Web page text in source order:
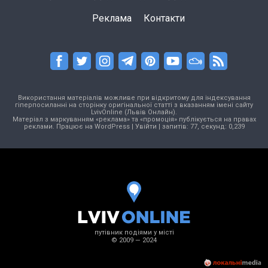
Реклама Контакти
Використання матеріалів можливе при відкритому для індексування
гіперпосиланні на сторінку оригінальної статті з вказанням імені сайту
LvivOnline (Львів Онлайн).
Матеріал з маркуванням «реклама» та «промоція» публікується на правах
реклами. Працює на WordPress| Увійти | запитів: 77, секунд: 0,239
путівник подіями у місті
© 2009 — 2024